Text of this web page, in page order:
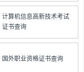
计算机信息高新技术考试
证书查询
国外职业资格证书查询